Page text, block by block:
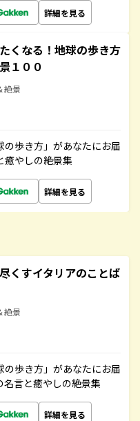
詳細を見る
くなる！地球の歩き方
１００
絶景
歩き方」があなたにお届
癒やしの絶景集
詳細を見る
くすイタリアのことば
絶景
歩き方」があなたにお届
名言と癒やしの絶景集
詳細を見る